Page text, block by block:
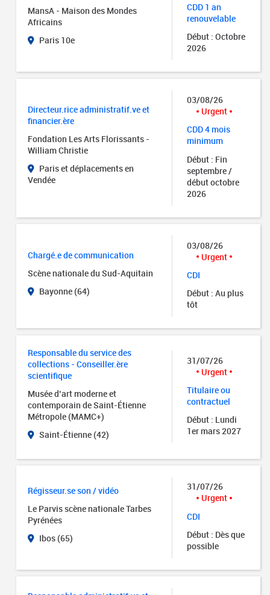
MansA - Maison des Mondes
Africains
Paris 10e
CDD 1 an
renouvelable
Début : Octobre
2026
Directeur.rice administratif.ve et
financier.ère
Fondation Les Arts Florissants -
William Christie
Paris et déplacements en
Vendée
03/08/26
Urgent
CDD 4 mois
minimum
Début : Fin
septembre /
début octobre
2026
Chargé.e de communication
Scène nationale du Sud-Aquitain
Bayonne (64)
03/08/26
Urgent
CDI
Début : Au plus
tôt
Responsable du service des
collections - Conseiller.ère
scientifique
Musée d’art moderne et
contemporain de Saint-Étienne
Métropole (MAMC+)
Saint-Étienne (42)
31/07/26
Urgent
Titulaire ou
contractuel
Début : Lundi
1er mars 2027
Régisseur.se son / vidéo
Le Parvis scène nationale Tarbes
Pyrénées
Ibos (65)
31/07/26
Urgent
CDI
Début : Dès que
possible